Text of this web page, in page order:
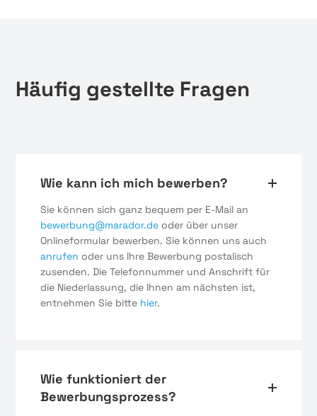
Häufig gestellte Fragen
Wie kann ich mich bewerben?
Sie können sich ganz bequem per E-Mail an
bewerbung@marador.de oder über unser
Onlineformular bewerben. Sie können uns auch
anrufen oder uns Ihre Bewerbung postalisch
zusenden. Die Telefonnummer und Anschrift für
die Niederlassung, die Ihnen am nächsten ist,
entnehmen Sie bitte hier.
Wie funktioniert der
Bewerbungsprozess?